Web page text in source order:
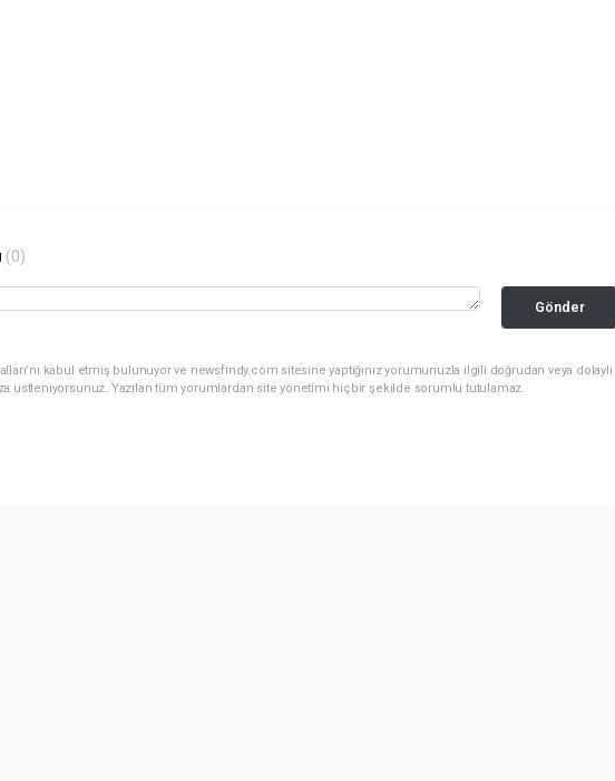
(0)
Gönder
kabul etmiş bulunuyor ve newsfindy.com sitesine yaptığınız yorumunuzla ilgili doğrudan veya dolaylı
üstleniyorsunuz. Yazılan tüm yorumlardan site yönetimi hiçbir şekilde sorumlu tutulamaz.